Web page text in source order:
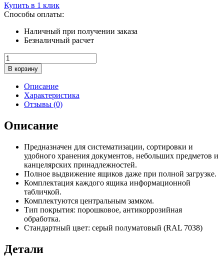
Купить в 1 клик
Способы оплаты:
Наличный при получении заказа
Безналичный расчет
Количество
товара
Многоящичный
шкаф
ПРАКТИК
MDC-
A4/910/15
В корзину
Описание
Характеристика
Отзывы (0)
Описание
Предназначен для систематизации, сортировки и
удобного хранения документов, небольших предметов и
канцелярских принадлежностей.
Полное выдвижение ящиков даже при полной загрузке.
Комплектация каждого ящика информационной
табличкой.
Комплектуются центральным замком.
Тип покрытия: порошковое, антикоррозийная
обработка.
Стандартный цвет: серый полуматовый (RAL 7038)
Детали